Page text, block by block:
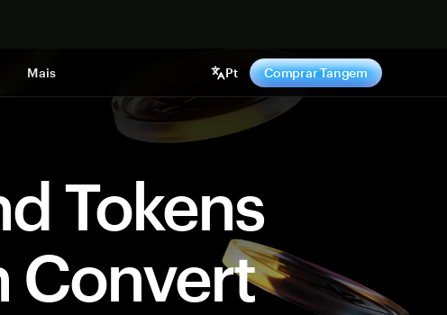
Mais Pt Comprar Tangem
Tokens
Convert